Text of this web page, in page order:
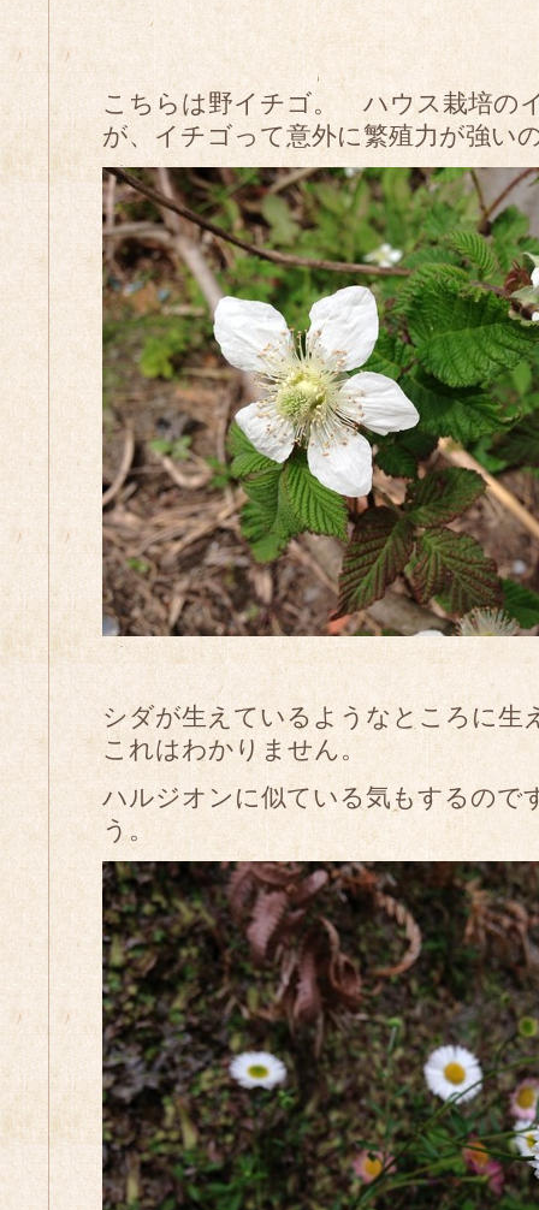
こちらは野イチゴ。 ハウス栽培の
が、イチゴって意外に繁殖力が強い
シダが生えているようなところに生
これはわかりません。
ハルジオンに似ている気もするので
う。